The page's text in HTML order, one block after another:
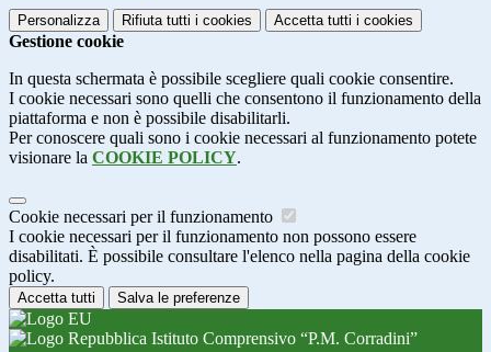
Personalizza Rifiuta tutti i cookies Accetta tutti i cookies
Gestione cookie
In questa schermata è possibile scegliere quali cookie consentire.
I cookie necessari sono quelli che consentono il funzionamento della
piattaforma e non è possibile disabilitarli.
Per conoscere quali sono i cookie necessari al funzionamento potete
visionare la COOKIE POLICY.
Cookie necessari per il funzionamento
I cookie necessari per il funzionamento non possono essere
disabilitati. È possibile consultare l'elenco nella pagina della cookie
policy.
Accetta tutti Salva le preferenze
Istituto Comprensivo “P.M. Corradini”